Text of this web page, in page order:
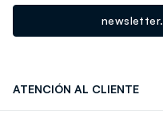
ATENCIÓN AL CLIENTE